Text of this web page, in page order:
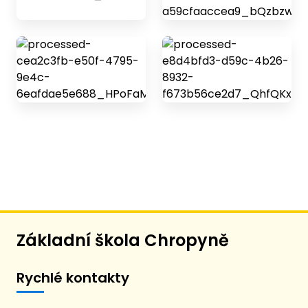
Základní škola Chropyně
Rychlé kontakty